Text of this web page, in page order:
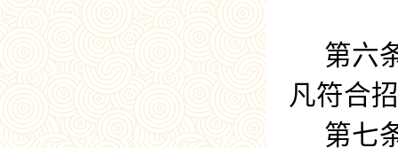
第六
凡符合
第七